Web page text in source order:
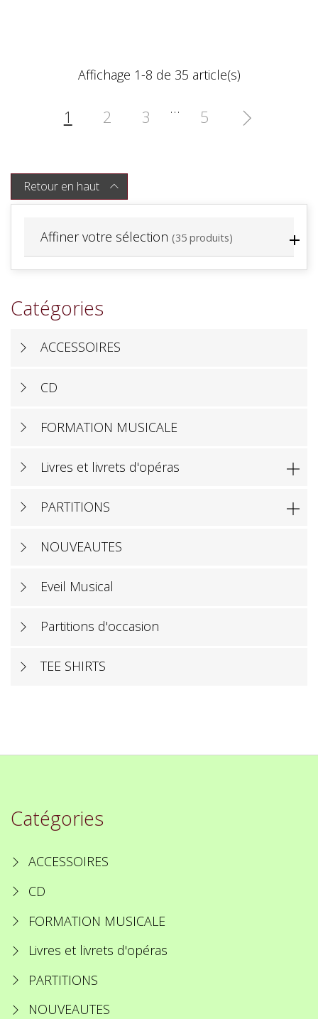
Affiner votre sélection (35 produits)
Catégories
ACCESSOIRES
CD
FORMATION MUSICALE
Livres et livrets d'opéras 
PARTITIONS 
NOUVEAUTES
Eveil Musical
Partitions d'occasion
TEE SHIRTS
Affichage 1-8 de 35 article(s)
1 2 3 … 5 
Retour en haut 
Catégories
ACCESSOIRES
CD
FORMATION MUSICALE
Livres et livrets d'opéras
PARTITIONS
NOUVEAUTES